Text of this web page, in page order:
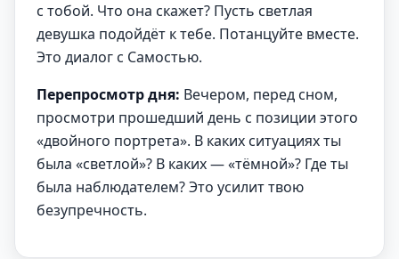
с тобой. Что она скажет? Пусть светлая
девушка подойдёт к тебе. Потанцуйте вместе.
Это диалог с Самостью.
Перепросмотр дня: Вечером, перед сном,
просмотри прошедший день с позиции этого
«двойного портрета». В каких ситуациях ты
была «светлой»? В каких — «тёмной»? Где ты
была наблюдателем? Это усилит твою
безупречность.